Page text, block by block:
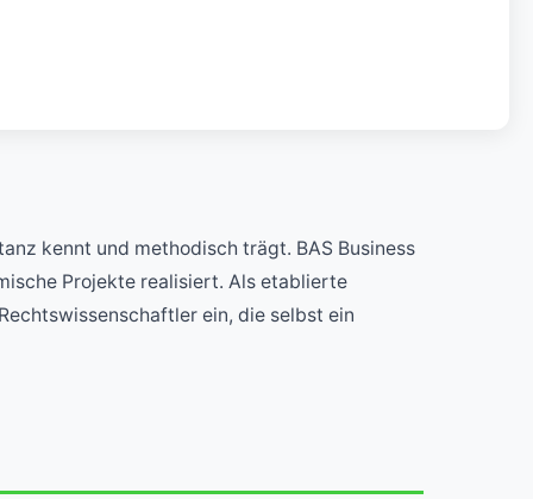
kennt und methodisch trägt. BAS Business
Projekte realisiert. Als etablierte
ein, die selbst ein